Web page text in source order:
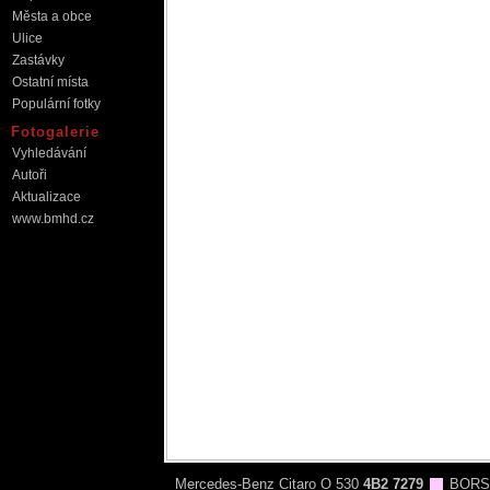
Mercedes-Benz Citaro O 530 4B2 7279
Města a obce
Ulice
Zastávky
Ostatní místa
Populární fotky
Fotogalerie
Vyhledávání
Autoři
Aktualizace
www.bmhd.cz